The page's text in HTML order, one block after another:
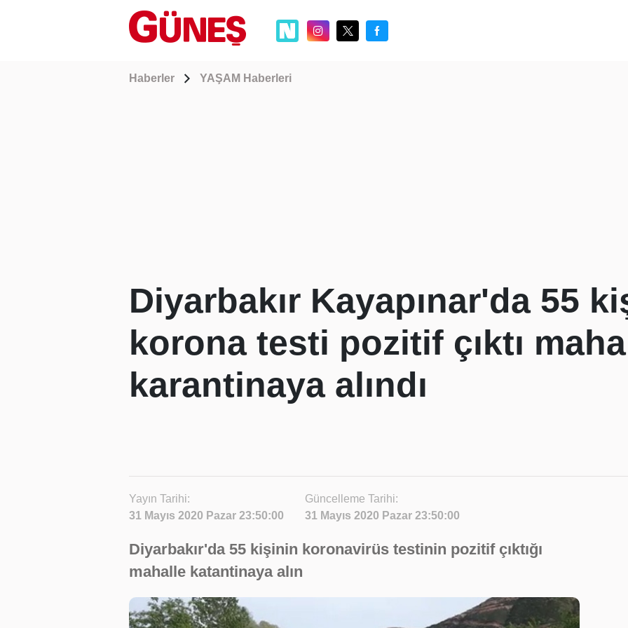
Haberler YAŞAM Haberleri
Diyarbakır Kayapınar'da 55
korona testi pozitif çıktı
karantinaya alındı
Yayın Tarihi:
31 Mayıs 2020 Pazar 23:50:00
Güncelleme Tarihi:
31 Mayıs 2020 Pazar 23:50:00
Diyarbakır'da 55 kişinin koronavirüs testinin pozitif çıktığı
mahalle katantinaya alın